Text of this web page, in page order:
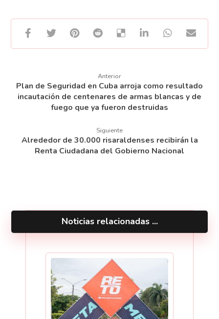
Anterior
Plan de Seguridad en Cuba arroja como resultado
incautación de centenares de armas blancas y de
fuego que ya fueron destruidas
Siguiente
Alrededor de 30.000 risaraldenses recibirán la
Renta Ciudadana del Gobierno Nacional
Noticias relacionadas ...